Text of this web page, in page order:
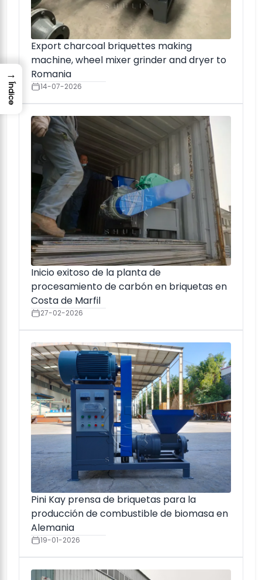
Export charcoal briquettes making
machine, wheel mixer grinder and dryer to
Romania
14-07-2026
Inicio exitoso de la planta de
procesamiento de carbón en briquetas en
Costa de Marfil
27-02-2026
Pini Kay prensa de briquetas para la
producción de combustible de biomasa en
Alemania
19-01-2026
→
Índice